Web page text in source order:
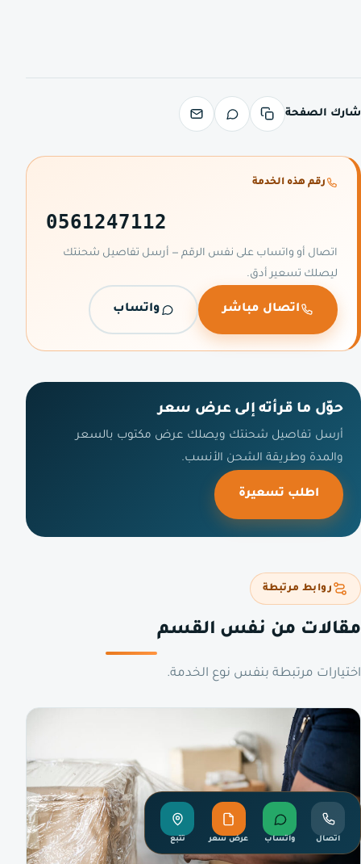
شارك الصفحة
رقم هذه الخدمة
0561247112
اتصال أو واتساب على نفس الرقم — أرسل تفاصيل شحنتك
ليصلك تسعير أدق.
اتصال مباشر واتساب
حوّل ما قرأته إلى عرض سعر
أرسل تفاصيل شحنتك ويصلك عرض مكتوب بالسعر
والمدة وطريقة الشحن الأنسب.
اطلب تسعيرة
روابط مرتبطة
مقالات من نفس القسم
اختيارات مرتبطة بنفس نوع الخدمة.
اتصال واتساب عرض سعر تتبع